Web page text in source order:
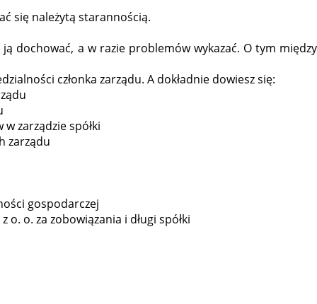
się należytą starannością.
dochować, a w razie problemów wykazać. O tym między
członka zarządu. A dokładnie dowiesz się:
zarządzie spółki
zarządu
gospodarczej
o. o. za zobowiązania i długi spółki